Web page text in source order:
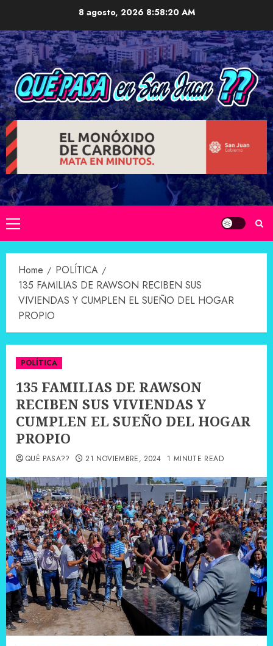
content
8 agosto, 2026 8:58:21 AM
Primary
Menu
Home
POLÍTICA
135 FAMILIAS DE RAWSON RECIBEN SUS
VIVIENDAS Y CUMPLEN EL SUEÑO DEL HOGAR
PROPIO
POLÍTICA
135 FAMILIAS DE RAWSON
RECIBEN SUS VIVIENDAS Y
CUMPLEN EL SUEÑO DEL HOGAR
PROPIO
QUÉ PASA?? 21 NOVIEMBRE, 2024 1 MINUTE READ